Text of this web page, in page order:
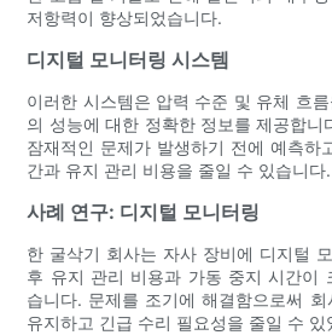
저항력이 향상되었습니다.
디지털 모니터링 시스템
이러한 시스템은 압력 수준 및 유체 흐
의 성능에 대한 정확한 정보를 제공합니
잠재적인 문제가 발생하기 전에 예측하
간과 유지 관리 비용을 줄일 수 있습니다.
사례 연구: 디지털 모니터링
한 굴삭기 회사는 자사 장비에 디지털
후 유지 관리 비용과 가동 중지 시간이
습니다. 문제를 조기에 해결함으로써
유지하고 긴급 수리 필요성을 줄일 수 있